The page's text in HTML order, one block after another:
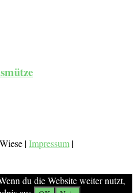
|Impressum |
du die Website weiter nutzt,